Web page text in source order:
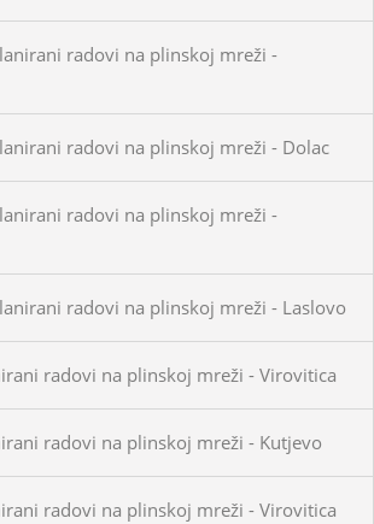
radovi na plinskoj mreži -
radovi na plinskoj mreži - Dolac
radovi na plinskoj mreži -
radovi na plinskoj mreži - Laslovo
radovi na plinskoj mreži - Virovitica
radovi na plinskoj mreži - Kutjevo
radovi na plinskoj mreži - Virovitica